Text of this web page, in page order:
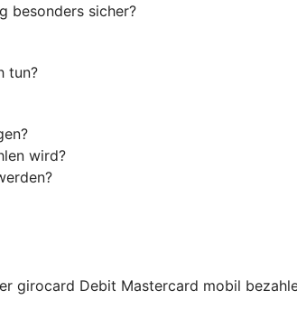
besonders sicher?
tun?
wird?
girocard Debit Mastercard mobil